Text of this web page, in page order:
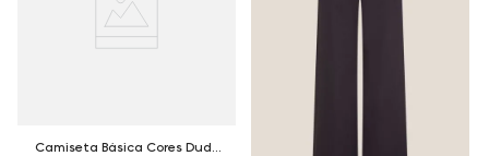
Camiseta Básica Cores Dudalina Masculina